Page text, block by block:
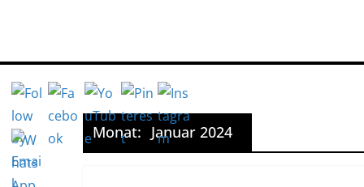
Monat: Januar 2024